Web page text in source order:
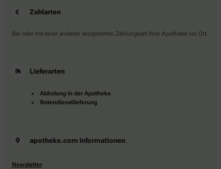
Zahlarten
Bar oder mit einer anderen akzeptierten Zahlungsart Ihrer Apotheke vor Ort.
Lieferarten
Abholung in der Apotheke
Botendienstlieferung
apotheke.com Informationen
Newsletter